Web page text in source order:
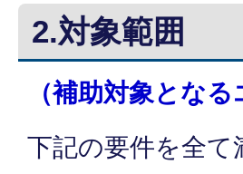
2.対象範囲
（補助対象となる
下記の要件を全